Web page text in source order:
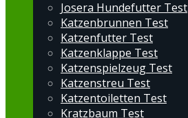
Josera Hundefutter Test
Katzenbrunnen Test
Katzenfutter Test
Katzenklappe Test
Katzenspielzeug Test
Katzenstreu Test
Katzentoiletten Test
Kratzbaum Test